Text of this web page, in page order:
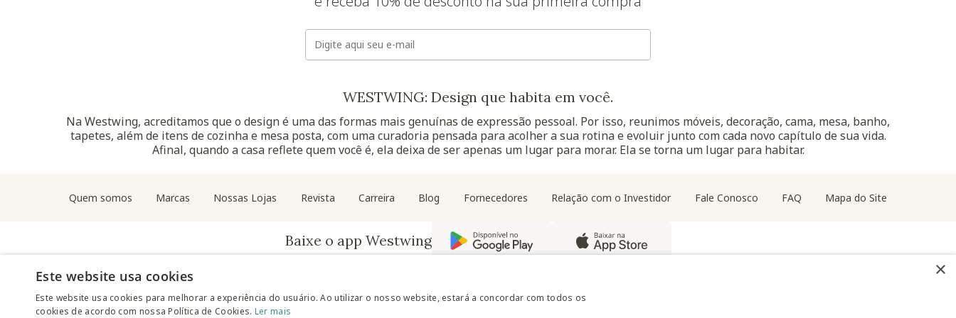
WESTWING: Design que habita em você.
Na Westwing, acreditamos que o design é uma das formas mais genuínas de expressão pessoal. Por isso, reunimos móveis, decoração, cama, mesa, banho,
tapetes, além de itens de cozinha e mesa posta, com uma curadoria pensada para acolher a sua rotina e evoluir junto com cada novo capítulo de sua vida.
Afinal, quando a casa reflete quem você é, ela deixa de ser apenas um lugar para morar. Ela se torna um lugar para habitar.
Quem somos Marcas Nossas Lojas Revista Carreira Blog Fornecedores Relação com o Investidor Fale Conosco FAQ Mapa do Site
Baixe o app Westwing
×
Este website usa cookies
Este website usa cookies para melhorar a experiência do usuário. Ao utilizar o nosso website, estará a concordar com todos os
cookies de acordo com nossa Política de Cookies. Ler mais